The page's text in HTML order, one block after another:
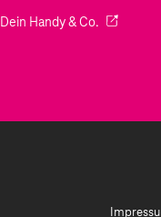
Handy & Co. (Wird in